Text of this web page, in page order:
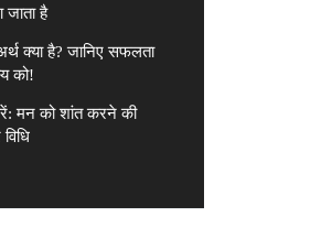
जाता है
क्या है? जानिए सफलता
को!
मन को शांत करने की